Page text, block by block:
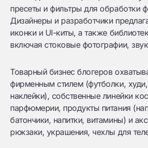
пресеты и фильтры для обработки
Дизайнеры и разработчики
иконки и UI-киты, а также
включая стоковые фотографии,
Товарный бизнес блогеров
фирменным стилем (футболки,
наклейки), собственные линейки
парфюмерии, продукты питания
батончики, напитки, витамины) и
рюкзаки, украшения, чехлы для